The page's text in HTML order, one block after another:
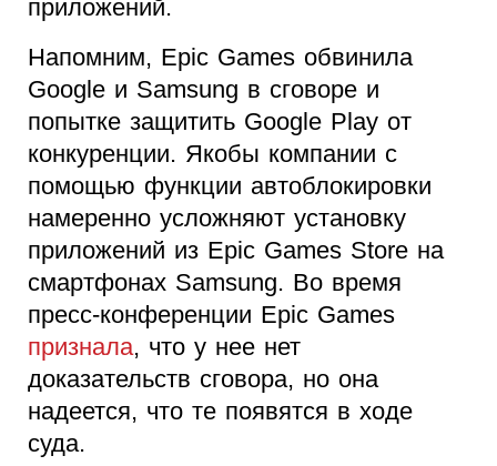
приложений.
Напомним, Epic Games обвинила
Google и Samsung в сговоре и
попытке защитить Google Play от
конкуренции. Якобы компании с
помощью функции автоблокировки
намеренно усложняют установку
приложений из Epic Games Store на
смартфонах Samsung. Во время
пресс-конференции Epic Games
признала, что у нее нет
доказательств сговора, но она
надеется, что те появятся в ходе
суда.